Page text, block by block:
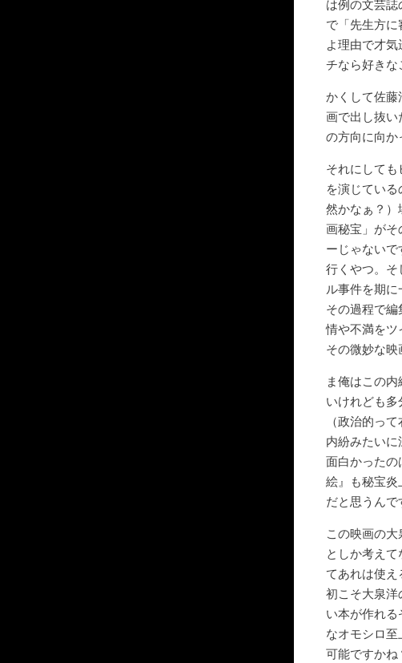
は例の文芸
で「先生方
よ理由で才
チなら好きな
かくして佐
画で出し抜
の方向に向か
それにして
を演じてい
然かなぁ？
画秘宝」が
ーじゃない
行くやつ。
ル事件を期に
その過程で
情や不満を
その微妙な映
ま俺はこの
いけれども
（政治的っ
内紛みたい
面白かったの
絵』も秘宝
だと思うんで
この映画の
としか考え
てあれは使
初こそ大泉洋
い本が作れ
なオモシロ
可能ですか